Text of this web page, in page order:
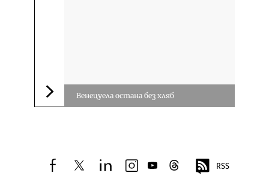
Следваща новина
Венецуела остана без хляб
facebooktwitterlinkedininstagram
youtubethreads RSS